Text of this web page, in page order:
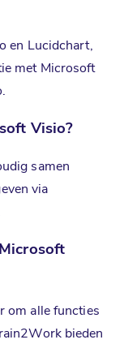
en Lucidchart,
met Microsoft
Visio?
samen
via
Microsoft
om alle functies
bieden